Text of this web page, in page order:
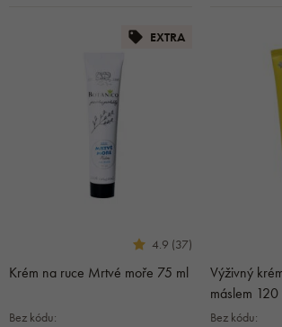
EXTRA
4.9 (37)
Krém na ruce Mrtvé moře 75 ml
Bez kódu:
Výživný
máslem 120
Bez kódu: